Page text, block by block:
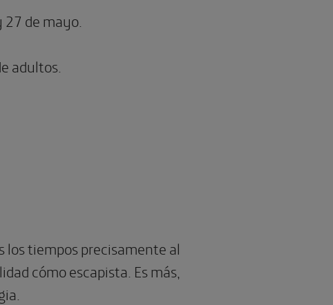
de mayo.
adultos.
los tiempos precisamente al
cómo escapista. Es más,